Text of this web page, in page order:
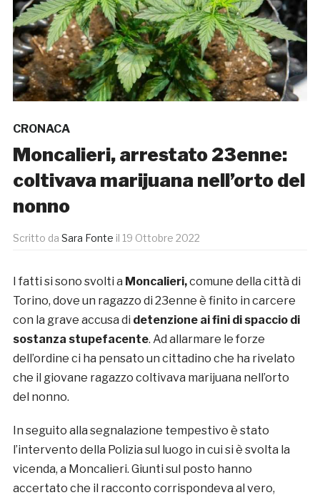
CRONACA
Moncalieri, arrestato 23enne:
coltivava marijuana nell’orto del
nonno
Scritto da Sara Fonte il 19 Ottobre 2022
I fatti si sono svolti a Moncalieri,comune della città di
Torino, dove un ragazzo di 23enne è finito in carcere
con la grave accusa di detenzione ai fini di spaccio di
sostanza stupefacente. Ad allarmare le forze
dell’ordine ci ha pensato un cittadino che ha rivelato
che il giovane ragazzo coltivava marijuana nell’orto
del nonno.
In seguito alla segnalazione tempestivo è stato
l’intervento della Polizia sul luogo in cui si è svolta la
vicenda, a Moncalieri. Giunti sul posto hanno
accertato che il racconto corrispondeva al vero,